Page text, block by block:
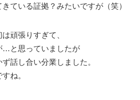
ている証拠？みたいですが（笑）
頑張りすぎて、
…と思っていましたが
話し合い分業しました。
ね。